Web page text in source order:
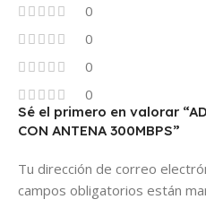
0
0
0
0
Sé el primero en valorar
CON ANTENA 300MBPS”
Tu dirección de correo
campos obligatorios están